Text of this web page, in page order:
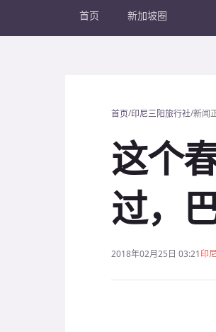
首页 新加坡圈
首页/印尼三阳旅行社/新闻
这个
过，
2018年02月25日 03:21印